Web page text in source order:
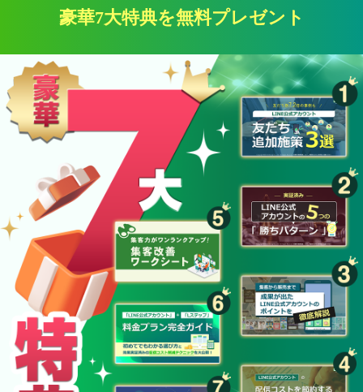
豪華7大特典を無料プレゼント